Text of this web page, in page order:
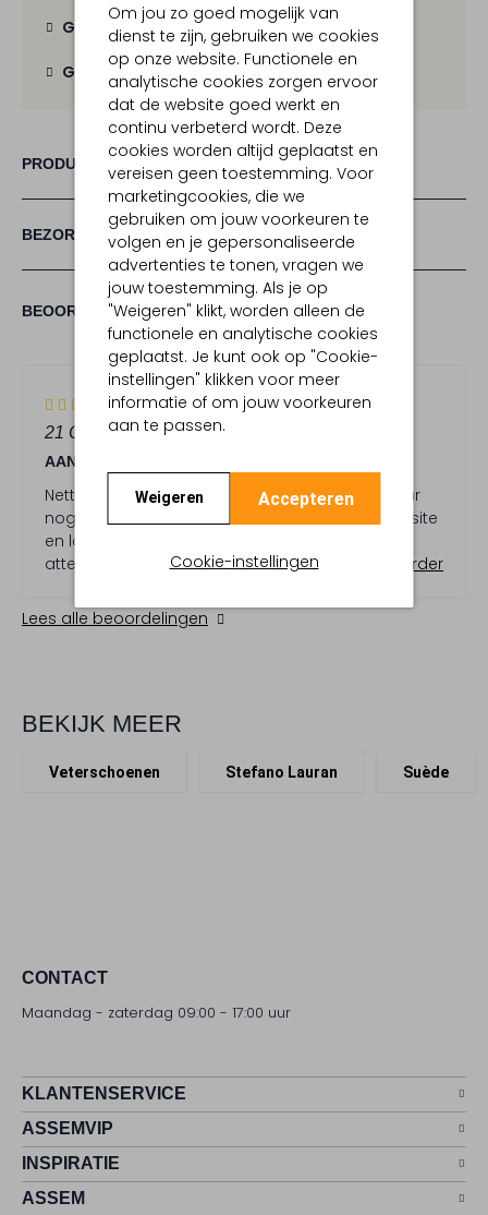
Om jou zo goed mogelijk van
dienst te zijn, gebruiken we cookies
op onze website. Functionele en
analytische cookies zorgen ervoor
dat de website goed werkt en
continu verbeterd wordt. Deze
cookies worden altijd geplaatst en
vereisen geen toestemming. Voor
marketingcookies, die we
gebruiken om jouw voorkeuren te
volgen en je gepersonaliseerde
advertenties te tonen, vragen we
jouw toestemming. Als je op
"Weigeren" klikt, worden alleen de
functionele en analytische cookies
geplaatst. Je kunt ook op "Cookie-
instellingen" klikken voor meer
informatie of om jouw voorkeuren
aan te passen.
Weigeren Accepteren
Cookie-instellingen
Gratis verzending vanaf € 100,-
Gratis retour binnen 30 dagen
PRODUCT INFORMATIE
BEOORDELINGEN (2) 4/5
2
4
STERREN
BEZORGEN & RETOURNEREN
4
S
t
e
r
r
e
n
(4)
21 OKTOBER 2024DOOR MARTIN HOUKES
AANKOOP STEFANO LAURAN
Nette, bruine veterschoen. Sterk afgeprijsd, maar
nog beschikbaar in mijn maat. Besteld via website
en laten bezorgen in Hillegersberg. Vriendelijke
attente bediening. rnWel jammer dat van den
merk Stefano Lauran
Lees verder
Lees alle beoordelingen
BEKIJK MEER
Veterschoenen Stefano Lauran Suède
CONTACT
Maandag - zaterdag 09:00 - 17:00 uur
KLANTENSERVICE
ASSEMVIP
INSPIRATIE
ASSEM